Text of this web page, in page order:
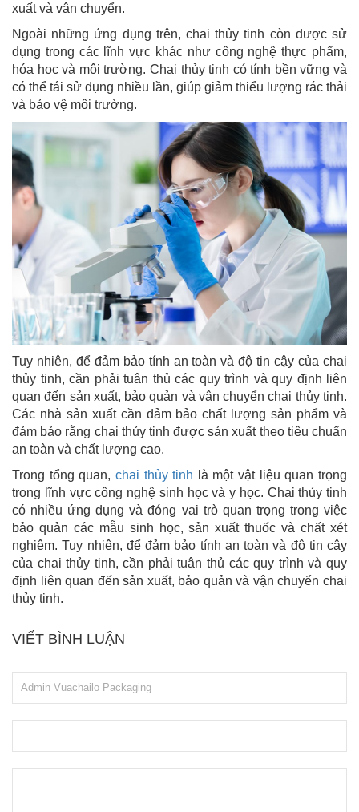
xuất và vận chuyển.
Ngoài những ứng dụng trên, chai thủy tinh còn được sử
dụng trong các lĩnh vực khác như công nghệ thực phẩm,
hóa học và môi trường. Chai thủy tinh có tính bền vững và
có thể tái sử dụng nhiều lần, giúp giảm thiểu lượng rác thải
và bảo vệ môi trường.
Tuy nhiên, để đảm bảo tính an toàn và độ tin cậy của chai
thủy tinh, cần phải tuân thủ các quy trình và quy định liên
quan đến sản xuất, bảo quản và vận chuyển chai thủy tinh.
Các nhà sản xuất cần đảm bảo chất lượng sản phẩm và
đảm bảo rằng chai thủy tinh được sản xuất theo tiêu chuẩn
an toàn và chất lượng cao.
Trong tổng quan, chai thủy tinh là một vật liệu quan trọng
trong lĩnh vực công nghệ sinh học và y học. Chai thủy tinh
có nhiều ứng dụng và đóng vai trò quan trọng trong việc
bảo quản các mẫu sinh học, sản xuất thuốc và chất xét
nghiệm. Tuy nhiên, để đảm bảo tính an toàn và độ tin cậy
của chai thủy tinh, cần phải tuân thủ các quy trình và quy
định liên quan đến sản xuất, bảo quản và vận chuyển chai
thủy tinh.
VIẾT BÌNH LUẬN